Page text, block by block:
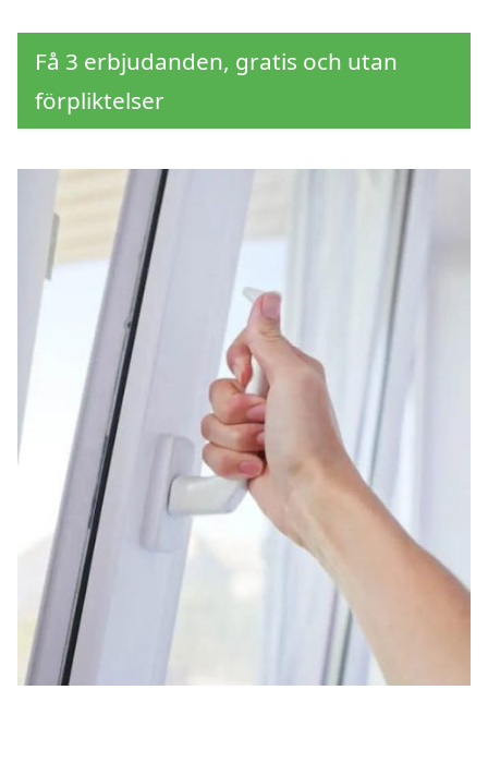
Få 3 erbjudanden, gratis och utan
förpliktelser